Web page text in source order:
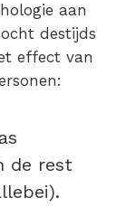
aan
destijds
effect van
de rest